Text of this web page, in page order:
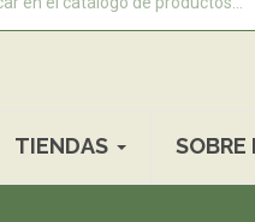
TIENDAS SOBRE